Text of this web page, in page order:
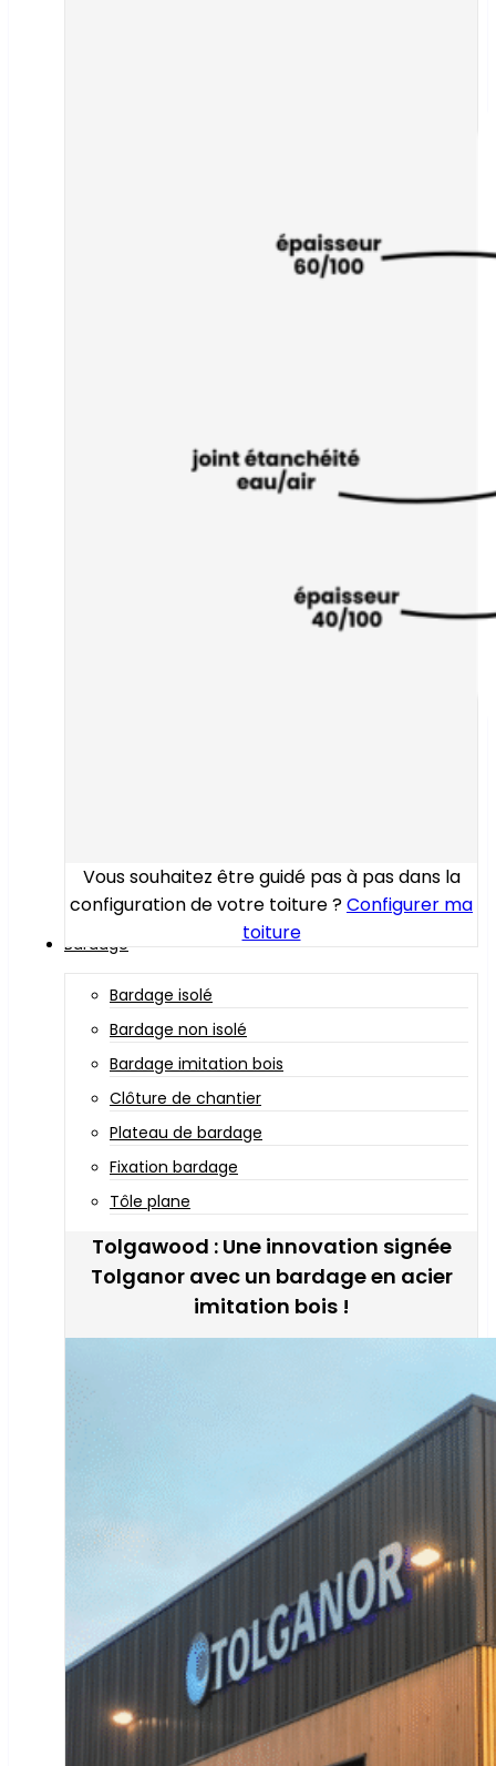
Vous souhaitez être guidé pas à pas dans la
configuration de votre toiture ?Configurer ma
toiture
Bardage
Bardage isolé
Bardage non isolé
Bardage imitation bois
Clôture de chantier
Plateau de bardage
Fixation bardage
Tôle plane
Tolgawood : Une innovation signée
Tolganor avec un bardage en acier
imitation bois !